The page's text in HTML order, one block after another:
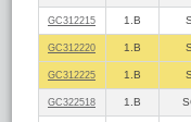
GC312215 1.B
GC312220 1.B
GC312225 1.B
GC322518 1.B